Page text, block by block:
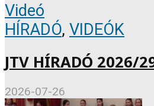
Videó
HÍRADÓ, VIDEÓK
JTV HÍRADÓ 2026/
2026-07-26